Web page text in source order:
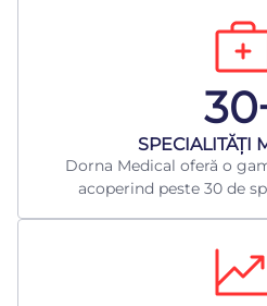
​SPECIALITĂȚI
Dorna Medical oferă o
acoperind peste 30 de